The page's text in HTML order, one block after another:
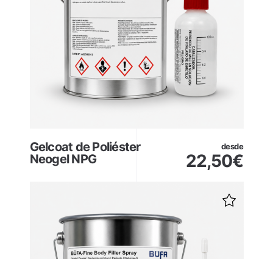
Gelcoat de Poliéster
Neogel NPG
desde
22,50€